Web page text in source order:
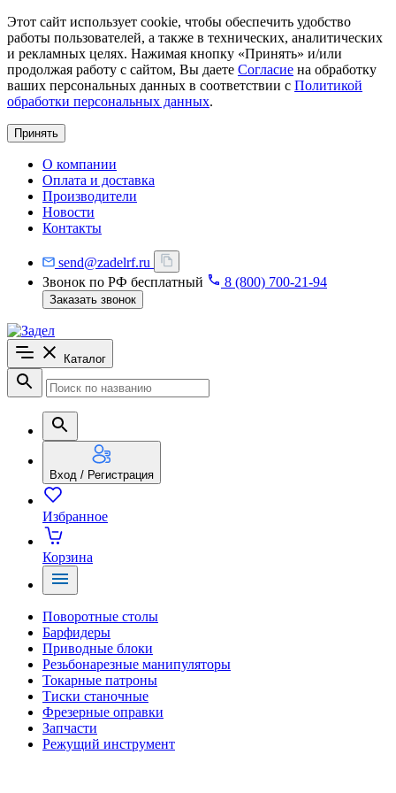
Этот сайт использует cookie, чтобы обеспечить удобство
работы пользователей, а также в технических, аналитических
и рекламных целях. Нажимая кнопку «Принять» и/или
продолжая работу с сайтом, Вы даете Согласие на обработку
ваших персональных данных в соответствии с Политикой
обработки персональных данных.
Принять
О компании
Оплата и доставка
Производители
Новости
Контакты
send@zadelrf.ru
Звонок по РФ бесплатный
8 (800) 700-21-94
Заказать звонок
Каталог
Вход / Регистрация
Избранное
Корзина
Поворотные столы
Барфидеры
Приводные блоки
Резьбонарезные манипуляторы
Токарные патроны
Тиски станочные
Фрезерные оправки
Запчасти
Режущий инструмент